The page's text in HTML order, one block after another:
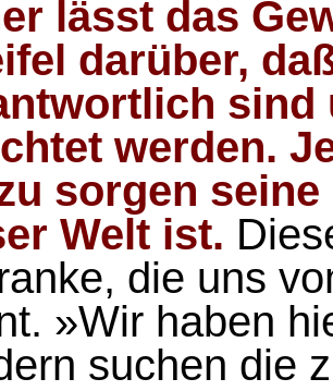
lässt das
darüber,
sind
werden.
sorgen
Welt ist.
die uns
»Wir haben
suchen die